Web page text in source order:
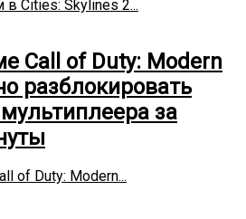
Cities: Skylines 2...
Call of Duty: Modern
разблокировать
за
of Duty: Modern...